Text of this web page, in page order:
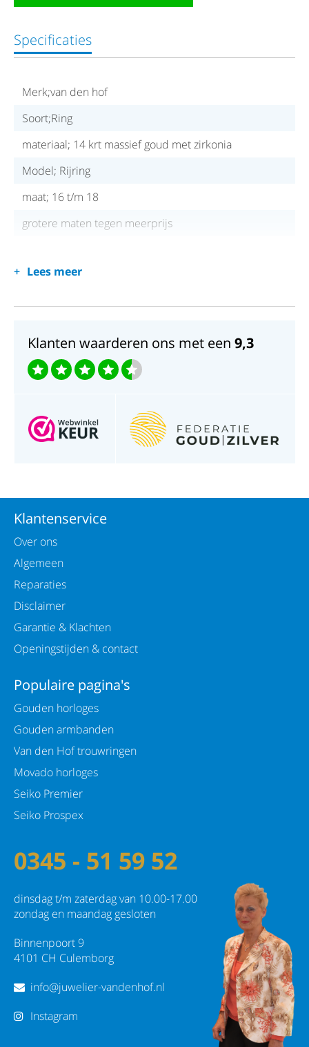
Specificaties
Merk;van den hof
Soort;Ring
materiaal; 14 krt massief goud met zirkonia
Model; Rijring
maat; 16 t/m 18
grotere maten tegen meerprijs
Lees meer
Klanten waarderen ons met een 9,3
Klantenservice
Over ons
Algemeen
Reparaties
Disclaimer
Garantie & Klachten
Openingstijden & contact
Populaire pagina's
Gouden horloges
Gouden armbanden
Van den Hof trouwringen
Movado horloges
Seiko Premier
Seiko Prospex
0345 - 51 59 52
dinsdag t/m zaterdag van 10.00-17.00
zondag en maandag gesloten
Binnenpoort 9
4101 CH Culemborg
info@juwelier-vandenhof.nl
Instagram